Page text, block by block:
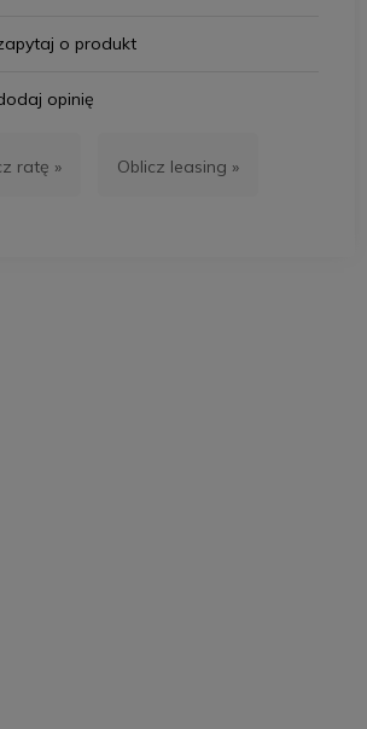
o produkt
opinię
ratę » Oblicz leasing »